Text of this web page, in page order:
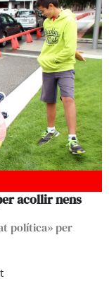
acollir nens
política» per